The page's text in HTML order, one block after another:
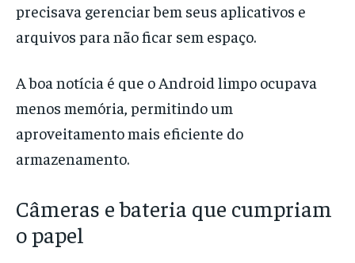
precisava gerenciar bem seus aplicativos e
arquivos para não ficar sem espaço.
A boa notícia é que o Android limpo ocupava
menos memória, permitindo um
aproveitamento mais eficiente do
armazenamento.
Câmeras e bateria que cumpriam
o papel